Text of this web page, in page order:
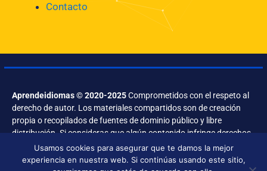
Contacto
Aprendeidiomas © 2020-2025Comprometidos con el respeto al
derecho de autor. Los materiales compartidos son de creación
propia o recopilados de fuentes de dominio público y libre
distribución. Si consideras que algún contenido infringe derechos,
contáctanos.
Usamos cookies para asegurar que te damos la mejor
experiencia en nuestra web. Si continúas usando este sitio,